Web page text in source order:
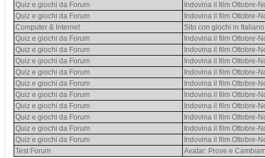
Quiz e giochi da Forum
Indovina il film Ottobre-
Quiz e giochi da Forum
Indovina il film Ottobre-
Computer & Internet
Sito con giochi in
Quiz e giochi da Forum
Indovina il film Ottobre-
Quiz e giochi da Forum
Indovina il film Ottobre-
Quiz e giochi da Forum
Indovina il film Ottobre-
Quiz e giochi da Forum
Indovina il film Ottobre-
Quiz e giochi da Forum
Indovina il film Ottobre-
Quiz e giochi da Forum
Indovina il film Ottobre-
Quiz e giochi da Forum
Indovina il film Ottobre-
Quiz e giochi da Forum
Indovina il film Ottobre-
Quiz e giochi da Forum
Indovina il film Ottobre-
Quiz e giochi da Forum
Indovina il film Ottobre-
Test Forum
Avatar: Prove e